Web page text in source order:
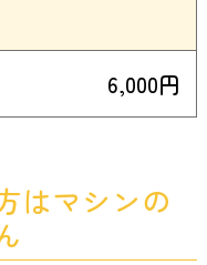
6,000円
はマシンの